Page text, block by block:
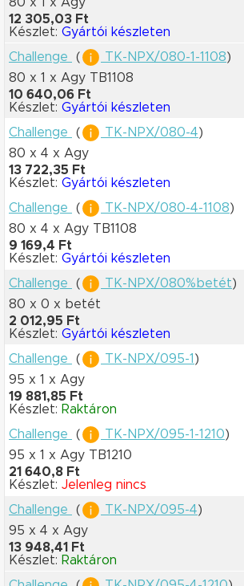
12 305,03 Ft
Készlet: Gyártói készleten
Challenge
( TK-NPX/080-1-1108)
80 x 1 x Agy TB1108
10 640,06 Ft
Készlet: Gyártói készleten
Challenge
( TK-NPX/080-4)
80 x 4 x Agy
13 722,35 Ft
Készlet: Gyártói készleten
Challenge
( TK-NPX/080-4-1108)
80 x 4 x Agy TB1108
9 169,4 Ft
Készlet: Gyártói készleten
Challenge
( TK-NPX/080%betét)
80 x 0 x betét
2 012,95 Ft
Készlet: Gyártói készleten
Challenge
( TK-NPX/095-1 )
95 x 1 x Agy
19 881,85 Ft
Készlet: Raktáron
Challenge
( TK-NPX/095-1-1210)
95 x 1 x Agy TB1210
21 640,8 Ft
Készlet: Jelenleg nincs
Challenge
( TK-NPX/095-4)
95 x 4 x Agy
13 948,41 Ft
Készlet: Raktáron